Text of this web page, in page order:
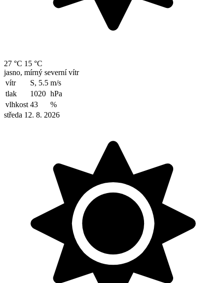
27 °C 15 °C
jasno, mírný severní vítr
vítr
S, 5.5 m/s
tlak
1020 hPa
vlhkost 43
%
středa 12. 8. 2026